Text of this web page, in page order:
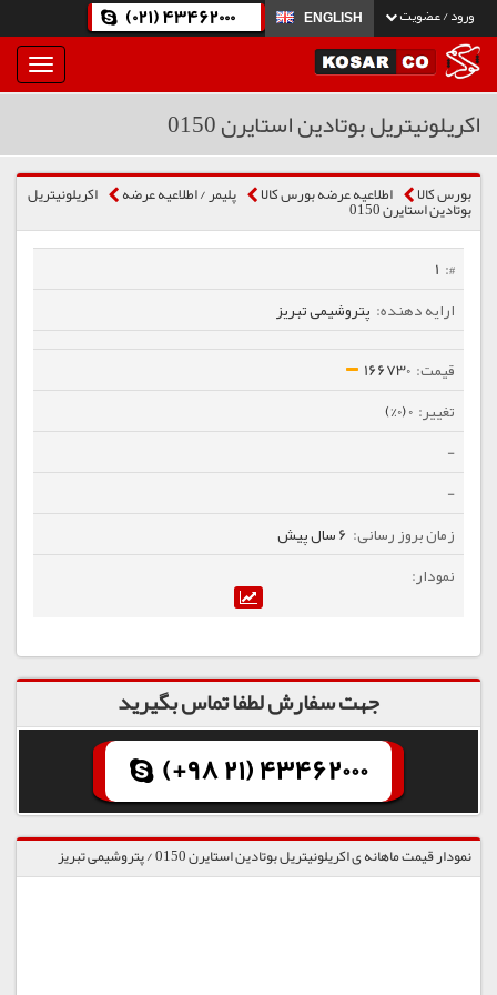
ورود / عضویت ENGLISH
(021) 43462000
بار
و
اکریلونیتریل بوتادین استایرن 0150
بورس کالا اطلاعیه عرضه بورس کالا پلیمر / اطلاعیه عرضه اکریلونیتریل
بوتادین استایرن 0150
1
پتروشیمی تبریز
166730
0 (0%)
-
-
6 سال پیش
جهت سفارش لطفا تماس بگیرید
(+98 21) 43462000
نمودار قیمت ماهانه ی اکریلونیتریل بوتادین استایرن 0150 / پتروشیمی تبریز